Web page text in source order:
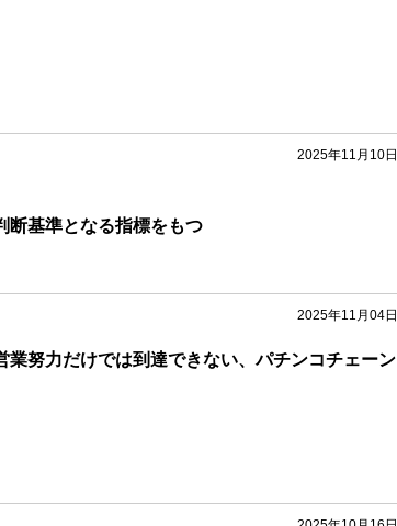
2025年11月10日
断基準となる指標をもつ
2025年11月04日
業努力だけでは到達できない、パチンコチェーン